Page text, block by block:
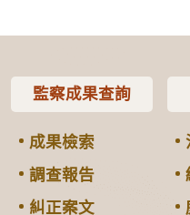
監察成果查詢
成果檢索
調查報告
糾正案文